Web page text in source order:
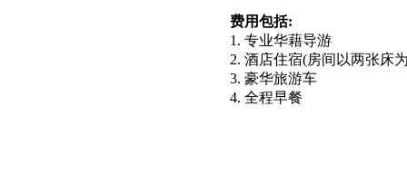
费用包括:
1. 专业华藉导游
2. 酒店住宿(房间以两张床
3. 豪华旅游车
4. 全程早餐